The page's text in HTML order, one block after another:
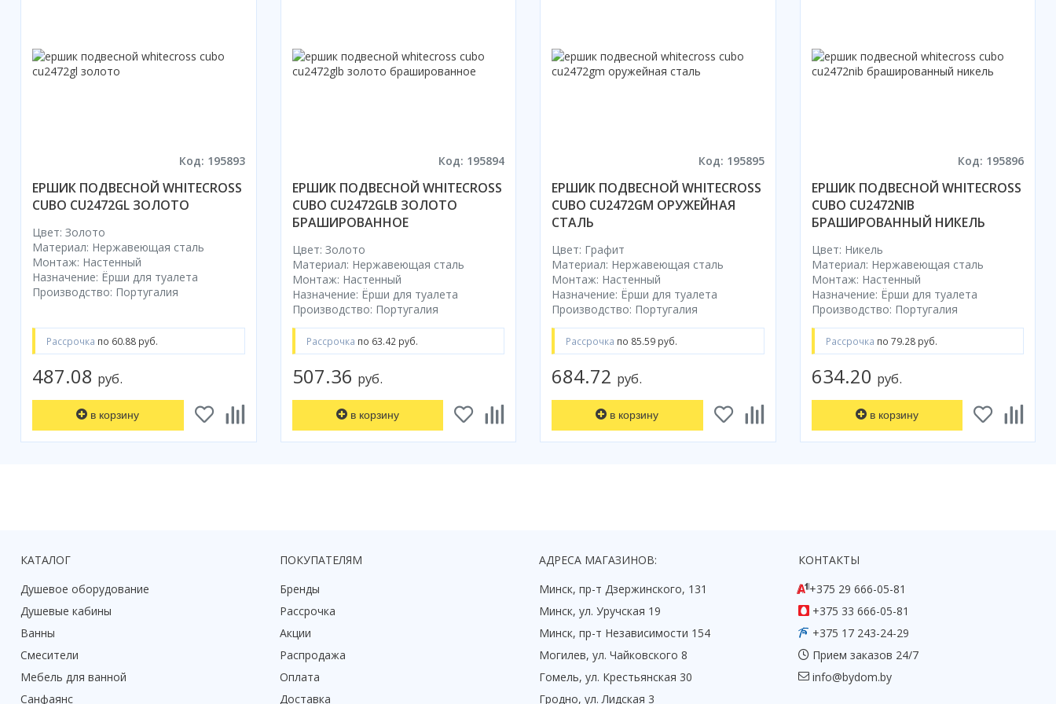
Код: 195893
ЕРШИК ПОДВЕСНОЙ WHITECROSS
CUBO CU2472GL ЗОЛОТО
Цвет: Золото
Материал: Нержавеющая сталь
Монтаж: Настенный
Назначение: Ёрши для туалета
Производство: Португалия
Рассрочка по 60.88 руб.
487.08 руб.
в корзину
Код: 195894
ЕРШИК ПОДВЕСНОЙ WHITECROSS
CUBO CU2472GLB ЗОЛОТО
БРАШИРОВАННОЕ
Цвет: Золото
Материал: Нержавеющая сталь
Монтаж: Настенный
Назначение: Ёрши для туалета
Производство: Португалия
Рассрочка по 63.42 руб.
507.36 руб.
в корзину
Код: 195895
ЕРШИК ПОДВЕСНОЙ WHITECROSS
CUBO CU2472GM ОРУЖЕЙНАЯ
СТАЛЬ
Цвет: Графит
Материал: Нержавеющая сталь
Монтаж: Настенный
Назначение: Ёрши для туалета
Производство: Португалия
Рассрочка по 85.59 руб.
684.72 руб.
в корзину
Код: 195896
ЕРШИК ПОДВЕСНОЙ WHITECROSS
CUBO CU2472NIB
БРАШИРОВАННЫЙ НИКЕЛЬ
Цвет: Никель
Материал: Нержавеющая сталь
Монтаж: Настенный
Назначение: Ёрши для туалета
Производство: Португалия
Рассрочка по 79.28 руб.
634.20 руб.
в корзину
КАТАЛОГ
Душевое оборудование
Душевые кабины
Ванны
Смесители
Мебель для ванной
Санфаянс
ПОКУПАТЕЛЯМ
Бренды
Рассрочка
Акции
Распродажа
Оплата
Доставка
АДРЕСА МАГАЗИНОВ:
Минск, пр-т Дзержинского, 131
Минск, ул. Уручская 19
Минск, пр-т Независимости 154
Могилев, ул. Чайковского 8
Гомель, ул. Крестьянская 30
Гродно, ул. Лидская 3
КОНТАКТЫ
+375 29 666-05-81
+375 33 666-05-81
+375 17 243-24-29
Прием заказов 24/7
info@bydom.by